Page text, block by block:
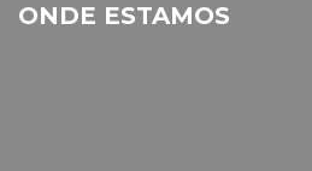
ONDE ESTAMOS